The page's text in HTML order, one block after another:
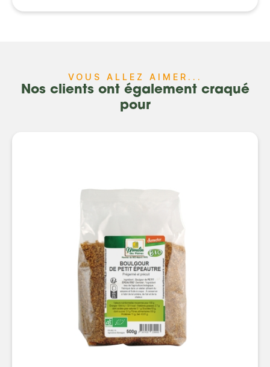
VOUS ALLEZ AIMER...
Nos clients ont également craqué
pour